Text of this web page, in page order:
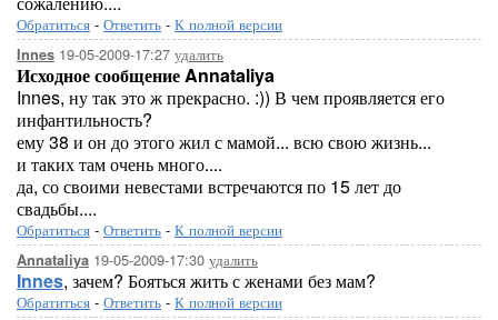
Обратиться - Ответить - К полной версии
Innes 19-05-2009-17:27 удалить
Исходное сообщение Annataliya
Innes, ну так это ж прекрасно. :)) В чем проявляется его
инфантильность?
ему 38 и он до этого жил с мамой... всю свою жизнь...
и таких там очень много....
да, со своими невестами встречаются по 15 лет до
свадьбы....
Обратиться - Ответить - К полной версии
Annataliya 19-05-2009-17:30 удалить
Innes, зачем? Бояться жить с женами без мам?
Обратиться - Ответить - К полной версии